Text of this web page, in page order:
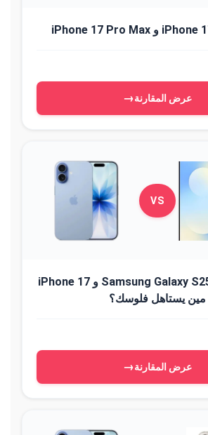
عرض المقارنة→
VS
مقارنة بين Samsung Galaxy S25 FE و iPhone 17
مين يستاهل فلوسك؟
عرض المقارنة→